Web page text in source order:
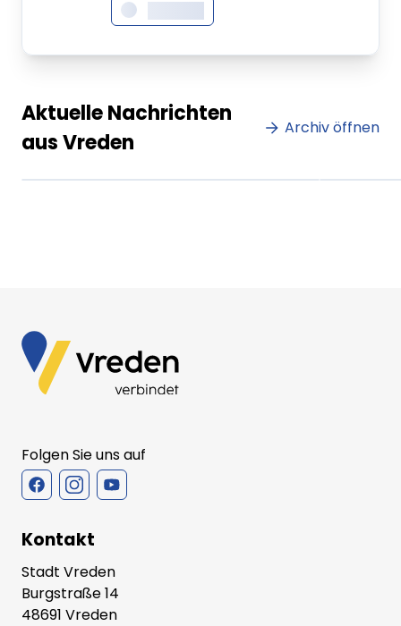
Aktuelle Nachrichten
aus Vreden
Archiv öffnen
Lorem ipsum Lorem ipsum
Folgen Sie uns auf
Kontakt
Stadt Vreden
Burgstraße 14
48691 Vreden